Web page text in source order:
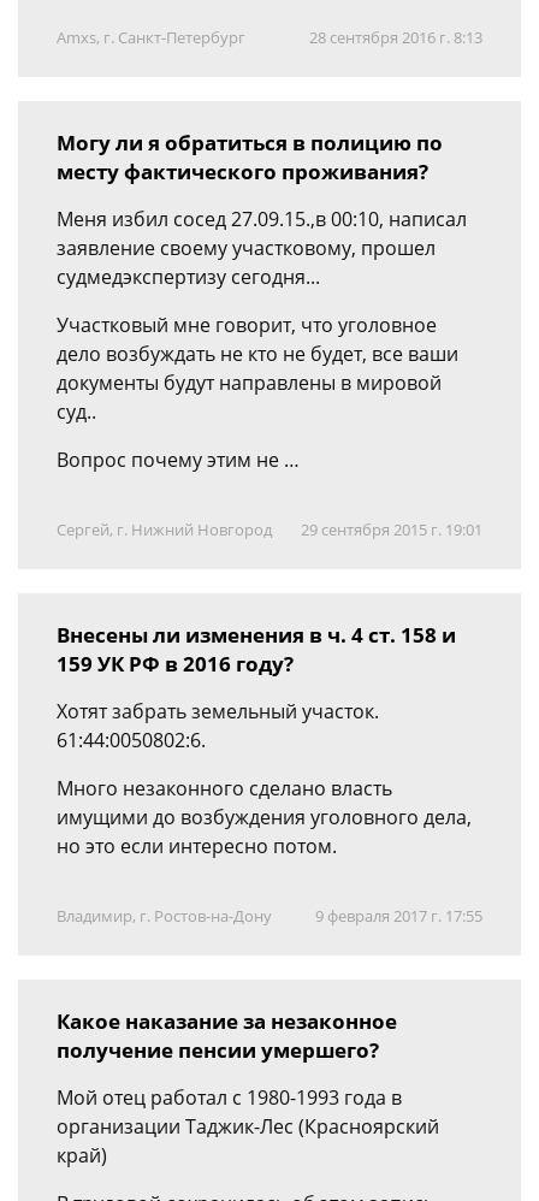
Amxs, г. Санкт-Петербург 28 сентября 2016 г. 8:13
Могу ли я обратиться в полицию по
месту фактического проживания?
Меня избил сосед 27.09.15.,в 00:10, написал
заявление своему участковому, прошел
судмедэкспертизу сегодня...
Участковый мне говорит, что уголовное
дело возбуждать не кто не будет, все ваши
документы будут направлены в мировой
суд..
Вопрос почему этим не …
Сергей, г. Нижний Новгород 29 сентября 2015 г. 19:01
Внесены ли изменения в ч. 4 ст. 158 и
159 УК РФ в 2016 году?
Хотят забрать земельный участок.
61:44:0050802:6.
Много незаконного сделано власть
имущими до возбуждения уголовного дела,
но это если интересно потом.
Владимир, г. Ростов-на-Дону 9 февраля 2017 г. 17:55
Какое наказание за незаконное
получение пенсии умершего?
Мой отец работал с 1980-1993 года в
организации Таджик-Лес (Красноярский
край)